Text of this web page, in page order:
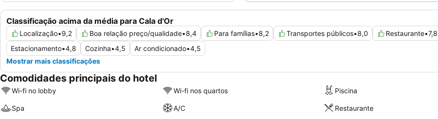
quarto com uma área de estar separada para maior
conforto.
Classificação acima da média para Cala d'Or
Localização•9,2 Boa relação preço/qualidade•8,4 Para famílias•8,2 Transportes públicos•8,0 Restaurante•7,8
Estacionamento•4,8 Cozinha•4,5 Ar condicionado•4,5
Mostrar mais classificações
Comodidades principais do hotel
Wi-fi no lobby Wi-fi nos quartos Piscina
Spa A/C Restaurante